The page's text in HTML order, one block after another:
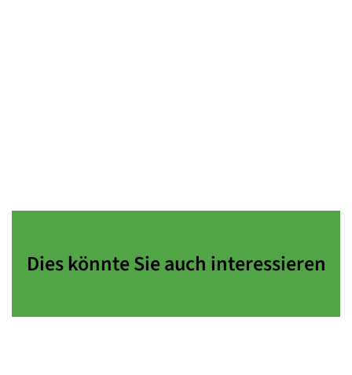
Dies könnte Sie auch interessieren